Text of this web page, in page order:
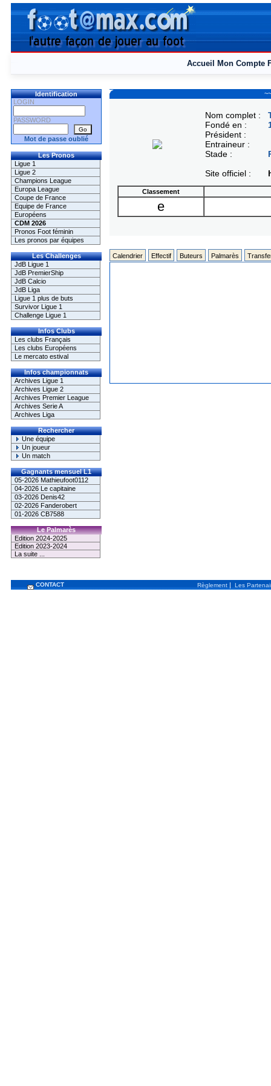
Accueil Mon Compte
Identification
LOGIN
PASSWORD
Mot de passe oublié
Les Pronos
Ligue 1
Ligue 2
Champions League
Europa League
Coupe de France
Equipe de France
Européens
CDM 2026
Pronos Foot féminin
Les pronos par équipes
Les Challenges
JdB Ligue 1
JdB PremierShip
JdB Calcio
JdB Liga
Ligue 1 plus de buts
Survivor Ligue 1
Challenge Ligue 1
Infos Clubs
Les clubs Français
Les clubs Européens
Le mercato estival
Infos championnats
Archives Ligue 1
Archives Ligue 2
Archives Premier League
Archives Serie A
Archives Liga
Rechercher
Une équipe
Un joueur
Un match
Gagnants mensuel L1
05-2026 Mathieufoot0112
04-2026 Le capitaine
03-2026 Denis42
02-2026 Fanderobert
01-2026 CB7588
Le Palmarès
Edition 2024-2025
Edition 2023-2024
La suite ...
Nom complet :
Fondé en :
Président :
Entraineur :
Stade :
Site officiel :
Classement
e
Calendrier Effectif Buteurs Palmarès
CONTACT Règlement | Les